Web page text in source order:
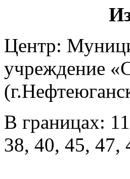
Центр:
учреждение
В границах:
38, 40, 45, 47,